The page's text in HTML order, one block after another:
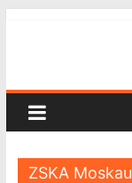
ZSKA Moskau